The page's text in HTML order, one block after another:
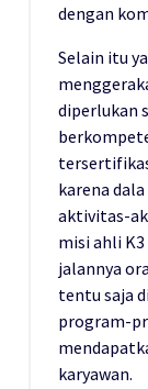
dengan
Selain itu
diperlukan
karena
aktivitas-
misi ahli
jalannya
tentu saja
program-
karyawan.